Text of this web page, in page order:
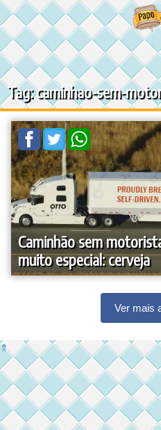
Ir
para
o
conteúdo
Tag: caminhao-sem-
Caminhão sem
muito especial: cerveja
Ver mais
⇑